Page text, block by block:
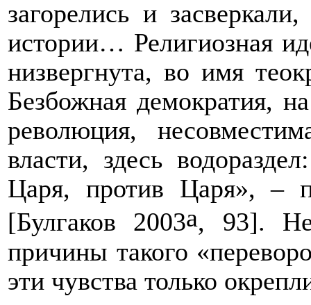
загорелись и
истории… Религиозная
низвергнута, во имя
Безбожная демократия,
революция,
власти, здесь
Царя, против Царя», –
[Булгаков 2003a, 93]. Не
причины такого
эти чувства только